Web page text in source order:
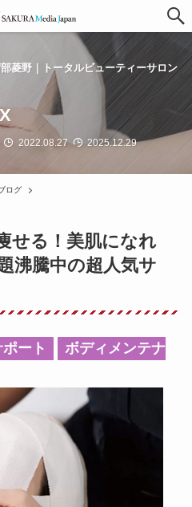
菱野｜トータルビューティーサロン
2022.08.27 2025.12.29
ログ
せる！美肌になれ
沸騰中の超人気サ
ート
ボディメンテナ